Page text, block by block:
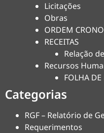
Licitações
Obras
ORDEM
RECEITAS
Relação
Recursos
FOLHA
Categorias
RGF – Relatório de
Requerimentos